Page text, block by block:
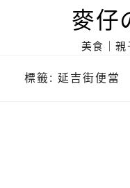
麥仔
美食｜親
標籤: 延吉街便當